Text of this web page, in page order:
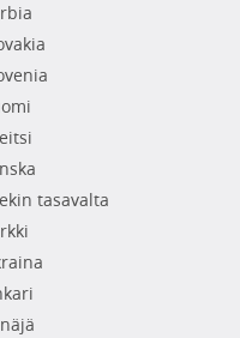
tasavalta